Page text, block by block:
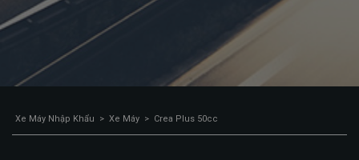
Xe Máy Nhập Khẩu > Xe Máy > Crea Plus 50cc